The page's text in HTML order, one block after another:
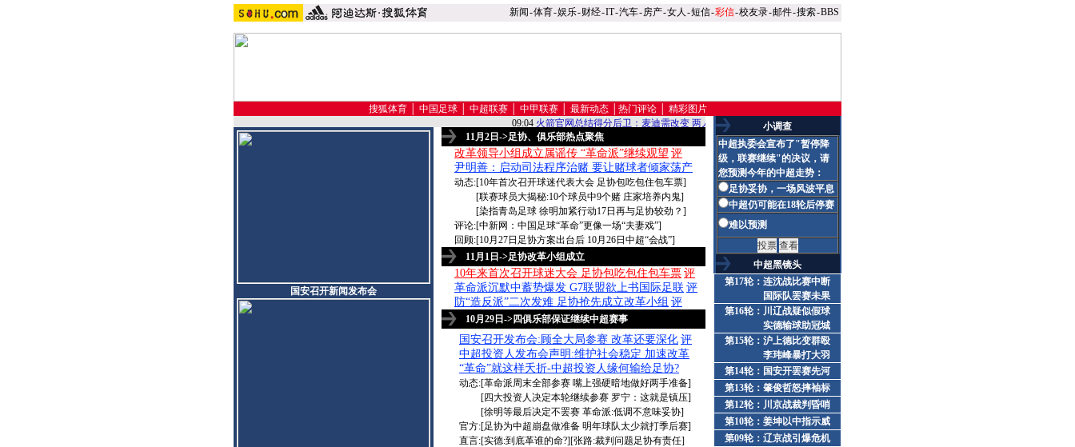
新闻-体育-娱乐-财经-IT-汽车-房产-女人 -短信-彩信-校友录-邮件-搜索-BBS
搜狐体育│ 中国足球│ 中超联赛│ 中甲联赛│ 最新动态│ 热门评论│ 精彩图片
国安召开新闻发布会
11月2日->足协、俱乐部热点聚焦
改革领导小组成立属谣传 “革命派”继续观望 评
尹明善：启动司法程序治赌 要让赌球者倾家荡产
动态:[10年首次召开球迷代表大会 足协包吃包住包车票]
[联赛球员大揭秘:10个球员中9个赌 庄家培养内鬼]
[染指青岛足球 徐明加紧行动17日再与足协较劲？ ]
评论:[中新网：中国足球“革命”更像一场“夫妻戏”]
回顾:[10月27日足协方案出台后 10月26日中超“会战”]
11月1日->足协改革小组成立
10年来首次召开球迷大会 足协包吃包住包车票 评
革命派沉默中蓄势爆发 G7联盟欲上书国际足联 评
防“造反派”二次发难 足协抢先成立改革小组 评
10月29日->四俱乐部保证继续中超赛事
国安召开发布会:顾全大局参赛 改革还要深化 评
中超投资人发布会声明:维护社会稳定 加速改革
“革命”就这样夭折-中超投资人缘何输给足协?
动态:[革命派周末全部参赛 嘴上强硬暗地做好两手准备]
[四大投资人决定本轮继续参赛 罗宁：这就是镇压]
[徐明等最后决定不罢赛 革命派:低调不意味妥协]
官方:[足协为中超崩盘做准备 明年球队太少就打季后赛]
直言:[实德:到底革谁的命?][张路:裁判问题足协有责任]
小调查
中超执委会宣布了"暂停降
级，联赛继续"的决议，请
您预测今年的中超走势：
足协妥协，一场风波平息
中超仍可能在18轮后停赛
难以预测
中超黑镜头
第17轮： 连沈战比赛中断
国际队罢赛未果
第16轮： 川辽战疑似假球
实德输球助冠城
第15轮： 沪上德比变群殴
李玮峰暴打大羽
第14轮： 国安开罢赛先河
第13轮： 肇俊哲怒摔袖标
第12轮： 川京战裁判昏哨
第10轮： 姜坤以中指示威
第09轮： 辽京战引爆危机